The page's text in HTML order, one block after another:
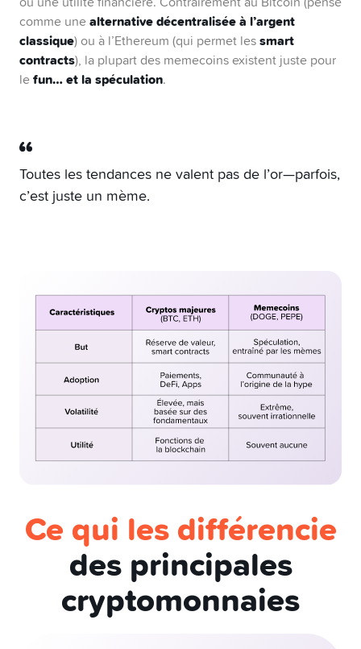
comme unealternative décentralisée à l’argent
classique) ou à l’Ethereum (qui permet lessmart
contracts), la plupart des memecoins existent juste pour
lefun… et la spéculation.
Toutes les tendances ne valent pas de l’or—parfois,
c’est juste un mème.
Ce qui les différencie
des principales
cryptomonnaies